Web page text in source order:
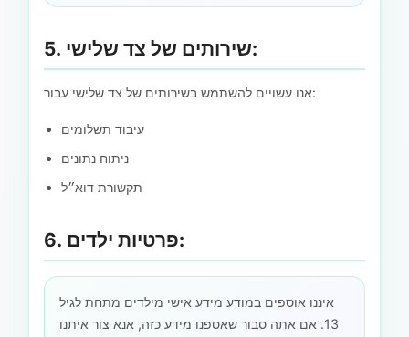
5. שירותים של צד שלישי:
אנו עשויים להשתמש בשירותים של צד שלישי עבור:
עיבוד תשלומים
ניתוח נתונים
תקשורת דוא״ל
6. פרטיות ילדים:
איננו אוספים במודע מידע אישי מילדים מתחת לגיל
13. אם אתה סבור שאספנו מידע כזה, אנא צור איתנו